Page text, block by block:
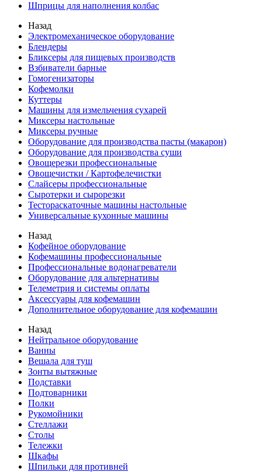
Шприцы для наполнения колбас
Назад
Электромеханическое оборудование
Блендеры
Бликсеры для пищевых производств
Взбиватели барные
Гомогенизаторы
Кофемолки
Куттеры
Машины для измельчения сухарей
Миксеры настольные
Миксеры ручные
Оборудование для производства пасты (макарон)
Оборудование для производства суши
Овощерезки профессиональные
Овощечистки / Картофелечистки
Слайсеры профессиональные
Сыротерки и сырорезки
Тестораскаточные машины настольные
Универсальные кухонные машины
Назад
Кофейное оборудование
Кофемашины профессиональные
Профессиональные водонагреватели
Оборудование для альтернативы
Телеметрия и системы оплаты
Аксессуары для кофемашин
Дополнительное оборудование для кофемашин
Назад
Нейтральное оборудование
Ванны
Вешала для туш
Зонты вытяжные
Подставки
Подтоварники
Полки
Рукомойники
Стеллажи
Столы
Тележки
Шкафы
Шпильки для противней